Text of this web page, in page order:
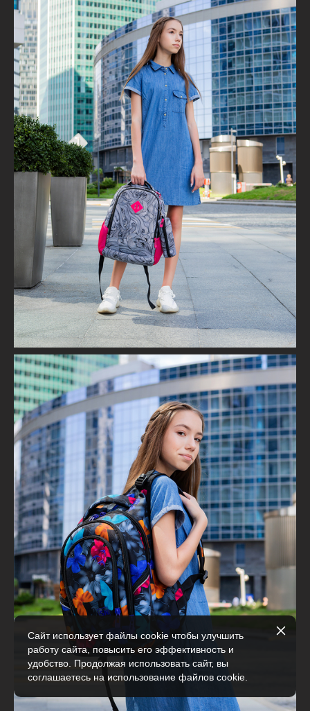
Сайт использует файлы cookie чтобы улучшить
работу сайта, повысить его эффективность и
удобство. Продолжая использовать сайт, вы
соглашаетесь на использование файлов cookie.